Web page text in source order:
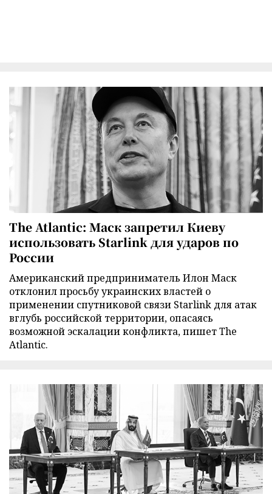
The Atlantic: Маск запретил Киеву
использовать Starlink для ударов по
России
Американский предприниматель Илон Маск
отклонил просьбу украинских властей о
применении спутниковой связи Starlink для атак
вглубь российской территории, опасаясь
возможной эскалации конфликта, пишет The
Atlantic.